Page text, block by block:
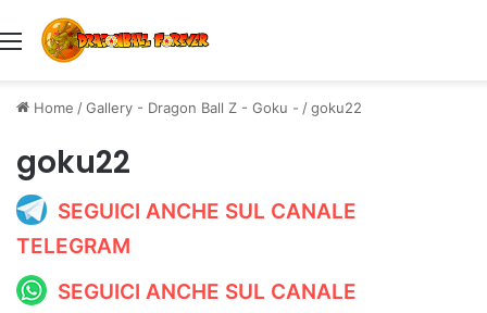
Menu
Home /Gallery - Dragon Ball Z - Goku - /goku22
goku22
SEGUICI ANCHE SUL CANALE
TELEGRAM
SEGUICI ANCHE SUL CANALE